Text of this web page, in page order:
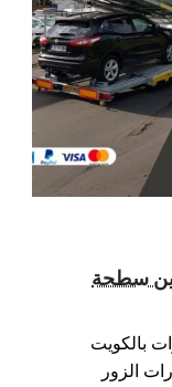
/ ونش كرين سطحة
بالكويت
الزور